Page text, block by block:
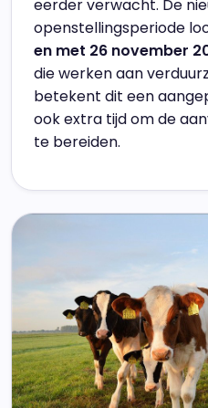
eerder verwacht. De
openstellingsperiode
en met 26 november
die werken aan
betekent dit een
ook extra tijd om de
te bereiden.